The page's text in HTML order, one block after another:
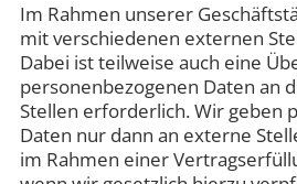
Im Rahmen unserer
mit verschiedenen externen
Dabei ist teilweise auch eine
personenbezogenen Daten an
Stellen erforderlich. Wir geben
Daten nur dann an externe
im Rahmen einer